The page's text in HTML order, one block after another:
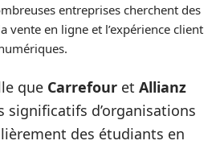
entreprises cherchent des
vente en ligne et l’expérience client
que Carrefour et Allianz
significatifs d’organisations
des étudiants en